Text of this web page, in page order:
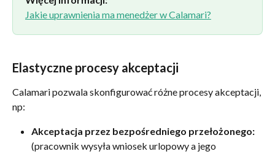
Jakie uprawnienia ma menedżer w Calamari?
Elastyczne procesy akceptacji
Calamari pozwala skonfigurować różne procesy akceptacji,
np:
Akceptacja przez bezpośredniego przełożonego:
(pracownik wysyła wniosek urlopowy a jego